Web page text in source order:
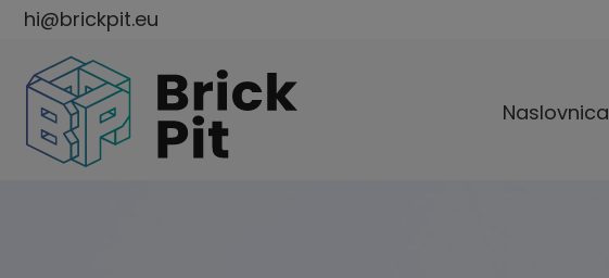
hi@brickpit.eu
Naslovnica